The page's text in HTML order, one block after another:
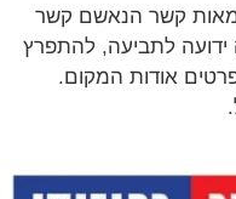
קשר הנאשם קשר
לתביעה, להתפרץ
אודות המקום.